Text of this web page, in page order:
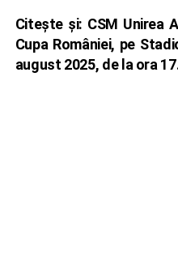
Citește și: CSM Unirea
Cupa României, pe
august 2025, de la ora